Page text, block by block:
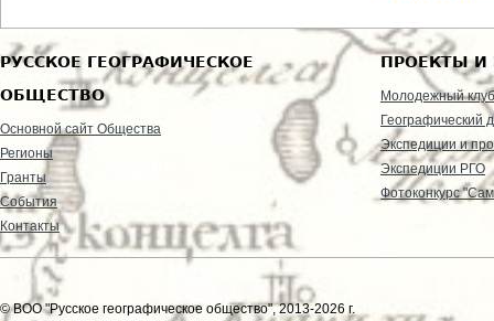
РУССКОЕ ГЕОГРАФИЧЕСКОЕ
ОБЩЕСТВО
Основной сайт Общества
Регионы
Гранты
События
Контакты
ПРОЕКТЫ И
Молодежный клуб
Географический
Экспедиции и
Экспедиции РГО
Фотоконкурс
© ВОО "Русское географическое общество", 2013-2026 г.